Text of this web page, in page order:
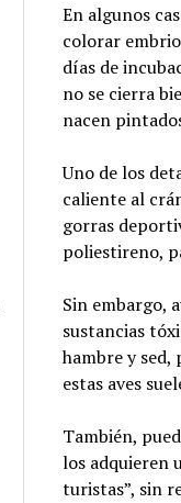
En algunos
colorar
días de
no se cierra
nacen
Uno de los
caliente al
gorras
poliestireno,
Sin embargo,
sustancias
hambre y sed,
estas aves
También,
los adquieren
turistas”, sin